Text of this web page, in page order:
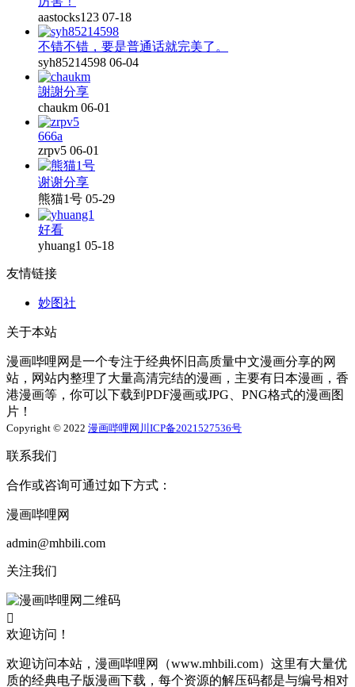
aastocks123 07-18
不错不错，要是普通话就完美了。
syh85214598 06-04
謝謝分享
chaukm 06-01
666a
zrpv5 06-01
谢谢分享
熊猫1号 05-29
好看
yhuang1 05-18
友情链接
妙图社
关于本站
漫画哔哩网是一个专注于经典怀旧高质量中文漫画分享的网
站，网站内整理了大量高清完结的漫画，主要有日本漫画，香
港漫画等，你可以下载到PDF漫画或JPG、PNG格式的漫画图
片！
Copyright © 2022 漫画哔哩网 川ICP备2021527536号
联系我们
合作或咨询可通过如下方式：
漫画哔哩网
admin@mhbili.com
关注我们

欢迎访问！
欢迎访问本站，漫画哔哩网（www.mhbili.com）这里有大量优
质的经典电子版漫画下载，每个资源的解压码都是与编号相对